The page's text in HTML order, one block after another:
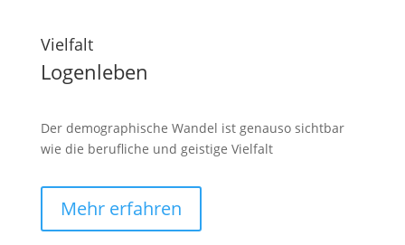
Vielfalt
Logenleben
Der demographische Wandel ist genauso sichtbar
wie die berufliche und geistige Vielfalt
Mehr erfahren